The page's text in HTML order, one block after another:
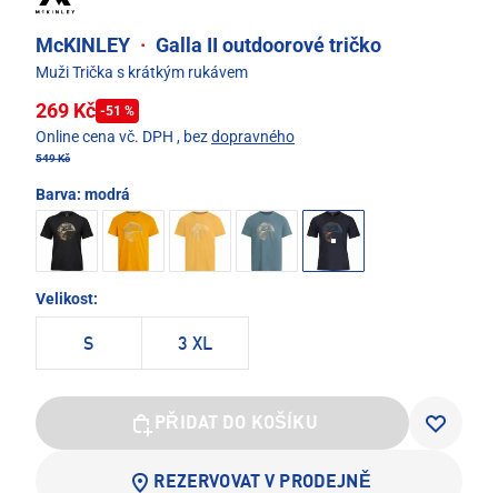
McKINLEY · Galla II outdoorové tričko
Muži Trička s krátkým rukávem
269 Kč -51 %
Online cena vč. DPH , bezdopravného
549 Kč
Barva: modrá
Velikost:
S 3 XL
PŘIDAT DO KOŠÍKU
REZERVOVAT V PRODEJNĚ